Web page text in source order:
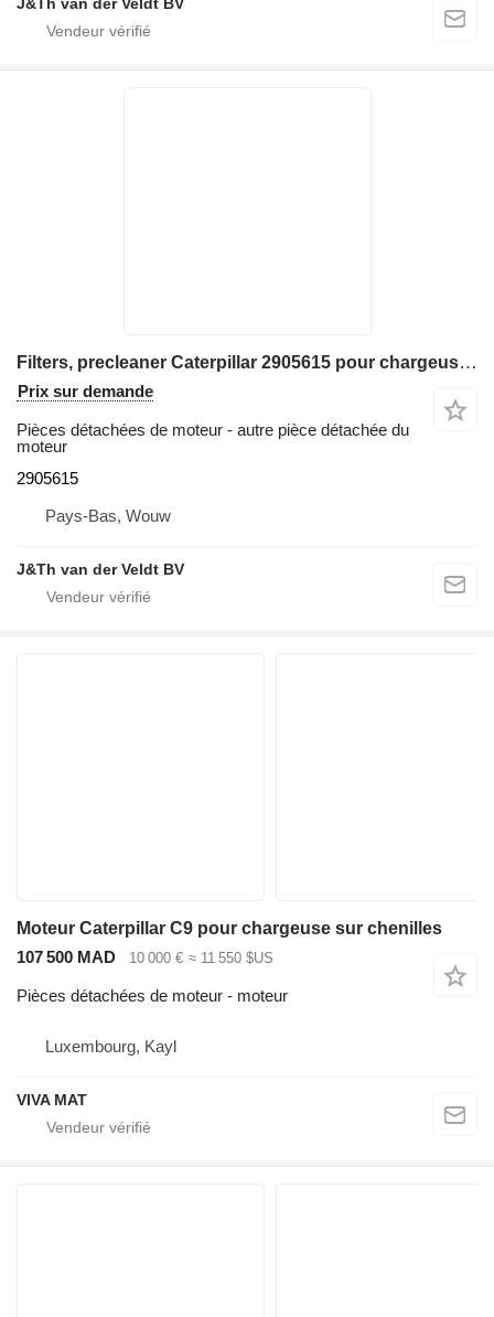
J&Th van der Veldt BV
Filters, precleaner Caterpillar 2905615 pour chargeuse sur chenilles Caterpillar 973D 973K
Prix sur demande
Pièces détachées de moteur - autre pièce détachée du
moteur
2905615
Pays-Bas, Wouw
J&Th van der Veldt BV
Moteur Caterpillar C9 pour chargeuse sur chenilles
107 500 MAD
10 000 € ≈ 11 550 $US
Pièces détachées de moteur - moteur
Luxembourg, Kayl
VIVA MAT